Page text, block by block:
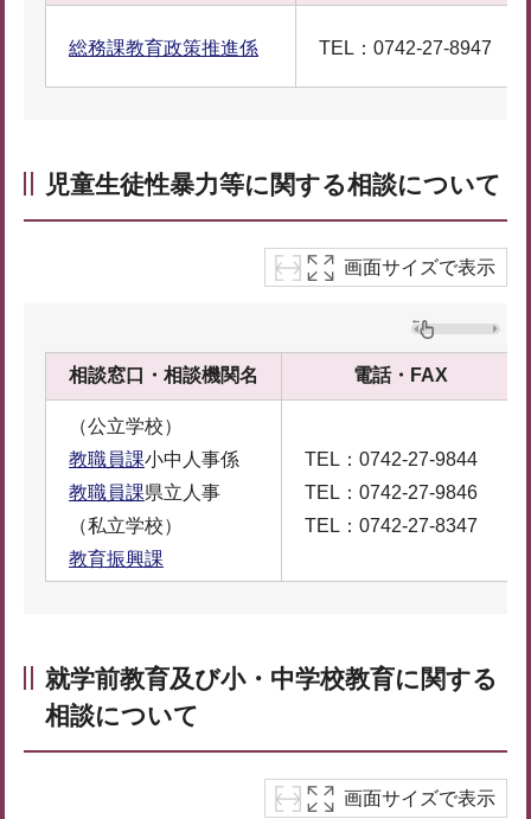
総務課教育政策推進係 TEL：0742-27-8947
児童生徒性暴力等に関する相談について
画面サイズで表示
相談窓口・相談機関名 電話・FAX
（公立学校）
教職員課小中人事係
教職員課県立人事
（私立学校）
教育振興課
TEL：0742-27-9844
TEL：0742-27-9846
TEL：0742-27-8347
就学前教育及び小・中学校教育に関する
相談について
画面サイズで表示